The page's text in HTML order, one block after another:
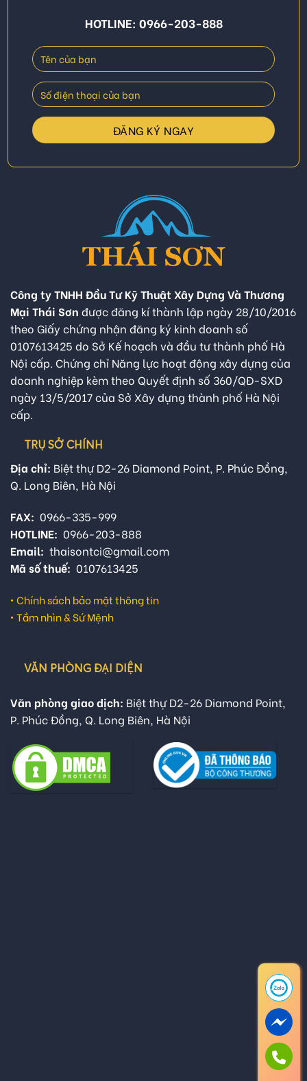
HOTLINE: 0966-203-888
Công ty TNHH Đầu Tư Kỹ Thuật Xây Dựng Và Thương
Mại Thái Sơn được đăng kí thành lập ngày 28/10/2016
theo Giấy chứng nhận đăng ký kinh doanh số
0107613425 do Sở Kế hoạch và đầu tư thành phố Hà
Nội cấp. Chứng chỉ Năng lực hoạt động xây dựng của
doanh nghiệp kèm theo Quyết định số 360/QĐ-SXD
ngày 13/5/2017 của Sở Xây dựng thành phố Hà Nội
cấp.
TRỤ SỞ CHÍNH
Địa chỉ: Biệt thự D2-26 Diamond Point, P. Phúc Đồng,
Q. Long Biên, Hà Nội
FAX: 0966-335-999
HOTLINE: 0966-203-888
Email: thaisontci@gmail.com
Mã số thuế: 0107613425
• Chính sách bảo mật thông tin
• Tầm nhìn & Sứ Mệnh
VĂN PHÒNG ĐẠI DIỆN
Văn phòng giao dịch: Biệt thự D2-26 Diamond Point,
P. Phúc Đồng, Q. Long Biên, Hà Nội